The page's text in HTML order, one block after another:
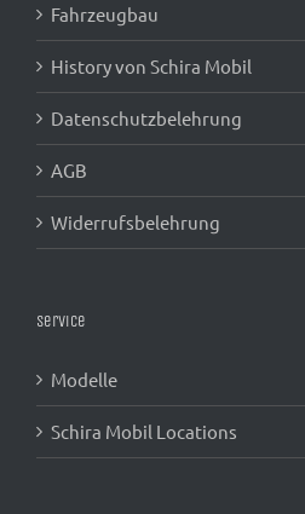
Fahrzeugbau
History von Schira Mobil
Datenschutzbelehrung
AGB
Widerrufsbelehrung
Service
Modelle
Schira Mobil Locations